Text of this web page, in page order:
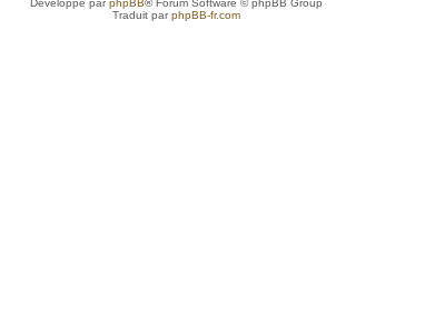
Développé parphpBB® Forum Software © phpBB Group
Traduit parphpBB-fr.com